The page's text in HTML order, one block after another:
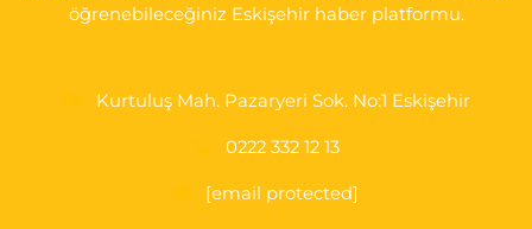
öğrenebileceğiniz Eskişehir haber platformu.
Kurtuluş Mah. Pazaryeri Sok. No:1 Eskişehir
0222 332 12 13
[email protected]